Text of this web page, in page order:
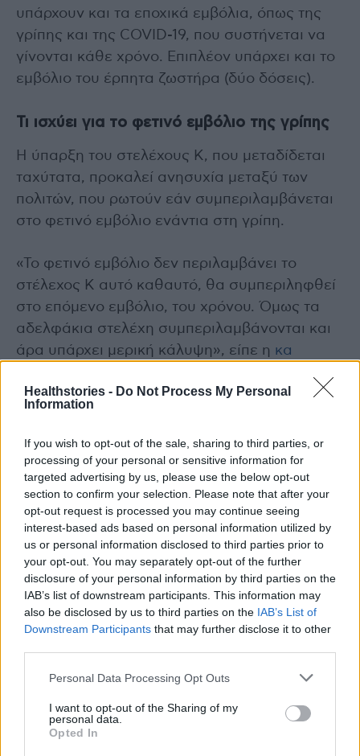
Healthstories - Do Not Process My Personal
Information
If you wish to opt-out of the sale, sharing to third parties, or
processing of your personal or sensitive information for
targeted advertising by us, please use the below opt-out
section to confirm your selection. Please note that after your
opt-out request is processed you may continue seeing
interest-based ads based on personal information utilized by
us or personal information disclosed to third parties prior to
your opt-out. You may separately opt-out of the further
disclosure of your personal information by third parties on the
IAB’s list of downstream participants. This information may
also be disclosed by us to third parties on the IAB’s List of
Downstream Participants that may further disclose it to other
Personal Data Processing Opt Outs
I want to opt-out of the Sharing of my
personal data.
Opted In
υπάρχουν και τα εποχικά εμβόλια, όπως της
γρίπης και της COVID-19, που συστήνεται να
γίνονται κάθε χρόνο. Επιπλέον υπάρχει και το
εμβόλιο του έρπητα ζωστήρα (δύο δόσεις).
Τι ισχύει για το φετινό εμβόλιο της γρίπης
Η ύπαρξη του στελέχους Κ, που μεταδίδεται
ταχύτατα, προκαλεί ανησυχία μεταξύ των
πολιτών, που ρωτούν εάν συμπεριλαμβάνεται
στο φετινό εμβόλιο ενάντια στη γρίπη.
«Το φετινό εμβόλιο δεν περιλαμβάνει το
στέλεχος Κ αυτό καθαυτό, θα συμπεριληφθεί
στο επόμενο εμβόλιο, του χρόνου. Όμως τα
αδελφάκια στελέχη συμπεριλαμβάνονται και
άρα υπάρχει μερική κάλυψη», είπε η κα
Πνευμονολογίας στην Ιατρική Σχολή του
ΕΚΠΑ, Στέλιος Λουκίδης, έβαλε μία, ακόμη,
σημαντική παράμετρο.
«Οι Βρετανοί βρήκαν ότι στην κλινική πράξη
το φετινό εμβόλιο παρέχει κάλυψη απέναντι
στους σκληρούς δείκτες, δηλαδή στις βαριές
νοσηλείες στις ΜΕΘ και στους θανάτους. Οι
ασθενείς εμφανίζουν μια πιο ήπια κλινική
εικόνα και αυτό είναι ενθαρρυντικό».
Δυο σημαντικές προτάσεις
Οι πνευμονολόγοι χαρακτήρισαν το Εθνικό
Πρόγραμμα Εμβολιασμών ένα από τα